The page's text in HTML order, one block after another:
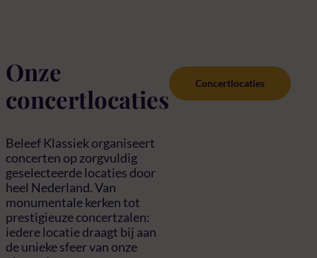
Onze
concertlocaties
Beleef Klassiek organiseert
concerten op zorgvuldig
geselecteerde locaties door
heel Nederland. Van
monumentale kerken tot
prestigieuze concertzalen:
iedere locatie draagt bij aan
de unieke sfeer van onze
Concertlocaties